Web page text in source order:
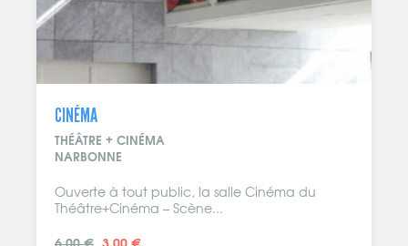
CINÉMA
THÉÂTRE + CINÉMA
NARBONNE
Ouverte à tout public, la salle Cinéma du
Théâtre+Cinéma – Scène...